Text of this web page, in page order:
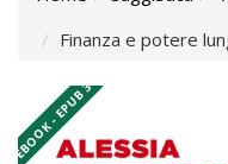
Finanza e potere
EBOOK - EPUB 3